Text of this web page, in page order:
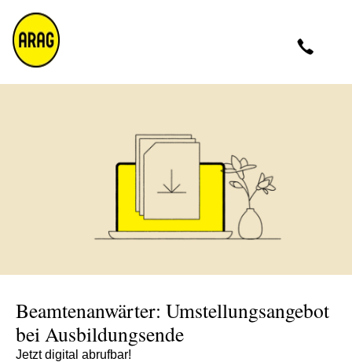
Uhr
0211 963-4545
Beamtenanwärter: Umstellungsangebot
bei Ausbildungsende
Jetzt digital abrufbar!